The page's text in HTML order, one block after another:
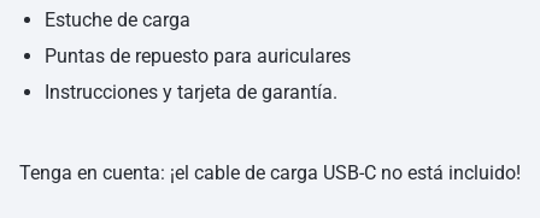
Estuche de carga
Puntas de repuesto para auriculares
Instrucciones y tarjeta de garantía.
Tenga en cuenta: ¡el cable de carga USB-C no está incluido!